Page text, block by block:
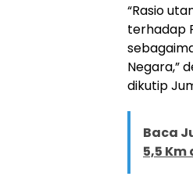
“Rasio
terhadap
Negara,”
dikutip
Baca
5,5 Km